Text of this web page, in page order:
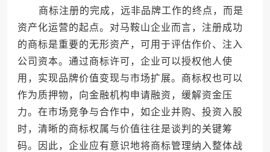
商标注册的完成，远非品牌工作的终点，而是
资产化运营的起点。对马鞍山企业而言，注册成功
的商标是重要的无形资产，可用于评估作价、注入
公司资本。通过商标许可，企业可以授权他人使
用，实现品牌价值变现与市场扩展。商标权也可以
作为质押物，向金融机构申请融资，缓解资金压
力。在市场竞争与合作中，如企业并购、投资入股
时，清晰的商标权属与价值往往是谈判的关键筹
码。因此，企业应有意识地将商标管理纳入整体战